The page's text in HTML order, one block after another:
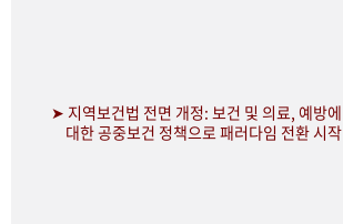
➤ 지역보건법 전면 개정: 보건 및 의료, 예방에
대한 공중보건 정책으로 패러다임 전환 시작